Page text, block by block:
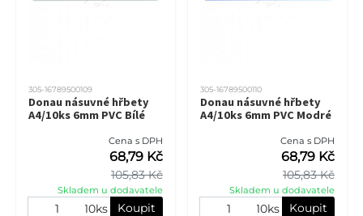
305-16789500109
Donau násuvné hřbety
A4/10ks 6mm PVC Bílé
Cena s DPH
105,83 Kč
68,79 Kč
Skladem u dodavatele
10ks Koupit
305-16789500110
Donau násuvné hřbety
A4/10ks 6mm PVC Modré
Cena s DPH
105,83 Kč
68,79 Kč
Skladem u dodavatele
10ks Koupit